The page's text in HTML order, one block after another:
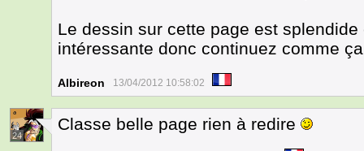
Le dessin sur cette page est
intéressante donc continuez comme
Albireon 13/04/2012 10:58:02
24
Classe belle page rien à redire